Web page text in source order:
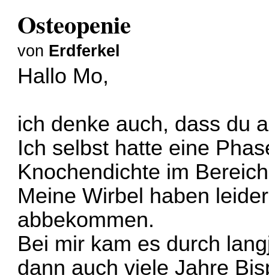
Osteopenie
von Erdferkel
Hallo Mo,
ich denke auch, dass du
Ich selbst hatte eine
Knochendichte im
Meine Wirbel haben
abbekommen.
Bei mir kam es durch
dann auch viele Jahre